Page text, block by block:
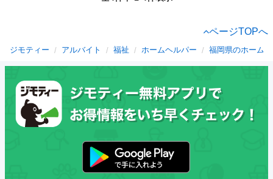
ページTOPへ
ジモティー アルバイト 福祉 ホームヘルパー 福岡県のホーム